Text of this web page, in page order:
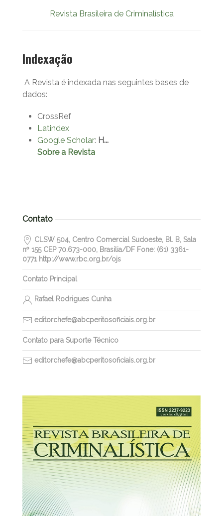
Revista Brasileira de Criminalística
Indexação
A Revista é indexada nas seguintes bases de
dados:
CrossRef
Latindex
Google Scholar: H...
Sobre a Revista
Contato
CLSW 504, Centro Comercial Sudoeste, Bl. B, Sala
nº 155 CEP 70.673-000, Brasilia/DF Fone: (61) 3361-
0771 http://www.rbc.org.br/ojs
Contato Principal
Rafael Rodrigues Cunha
editorchefe@abcperitosoficiais.org.br
Contato para Suporte Técnico
editorchefe@abcperitosoficiais.org.br